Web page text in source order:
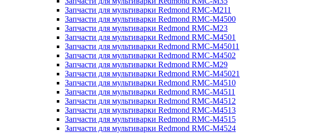
Запчасти для мультиварки Redmond RMC-M211
Запчасти для мультиварки Redmond RMC-M4500
Запчасти для мультиварки Redmond RMC-M23
Запчасти для мультиварки Redmond RMC-M4501
Запчасти для мультиварки Redmond RMC-M45011
Запчасти для мультиварки Redmond RMC-M4502
Запчасти для мультиварки Redmond RMC-M29
Запчасти для мультиварки Redmond RMC-M45021
Запчасти для мультиварки Redmond RMC-M4510
Запчасти для мультиварки Redmond RMC-M4511
Запчасти для мультиварки Redmond RMC-M4512
Запчасти для мультиварки Redmond RMC-M4513
Запчасти для мультиварки Redmond RMC-M4515
Запчасти для мультиварки Redmond RMC-M4524